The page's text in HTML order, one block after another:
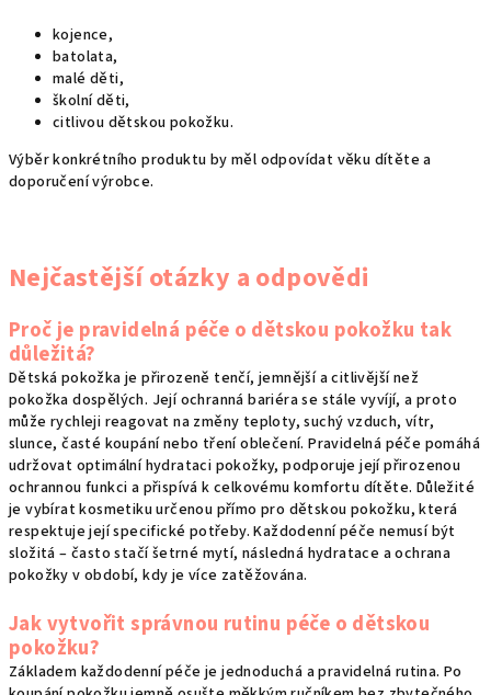
kojence,
batolata,
malé děti,
školní děti,
citlivou dětskou pokožku.
Výběr konkrétního produktu by měl odpovídat věku dítěte a
doporučení výrobce.
Nejčastější otázky a odpovědi
Proč je pravidelná péče o dětskou pokožku tak
důležitá?
Dětská pokožka je přirozeně tenčí, jemnější a citlivější než
pokožka dospělých. Její ochranná bariéra se stále vyvíjí, a proto
může rychleji reagovat na změny teploty, suchý vzduch, vítr,
slunce, časté koupání nebo tření oblečení. Pravidelná péče pomáhá
udržovat optimální hydrataci pokožky, podporuje její přirozenou
ochrannou funkci a přispívá k celkovému komfortu dítěte. Důležité
je vybírat kosmetiku určenou přímo pro dětskou pokožku, která
respektuje její specifické potřeby. Každodenní péče nemusí být
složitá – často stačí šetrné mytí, následná hydratace a ochrana
pokožky v období, kdy je více zatěžována.
Jak vytvořit správnou rutinu péče o dětskou
pokožku?
Základem každodenní péče je jednoduchá a pravidelná rutina. Po